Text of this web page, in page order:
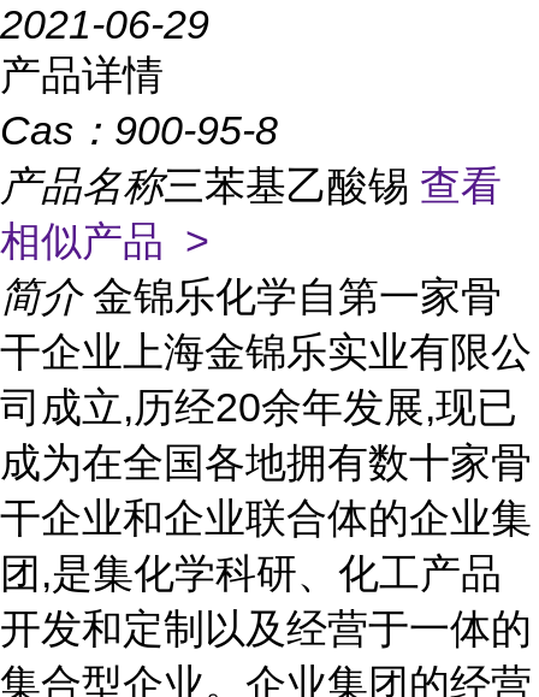
2021-06-29
产品详情
Cas： 900-95-8
产品名称三苯基乙酸锡 查看
相似产品 >
简介 金锦乐化学自第一家骨
干企业上海金锦乐实业有限公
司成立,历经20余年发展,现已
成为在全国各地拥有数十家骨
干企业和企业联合体的企业集
团,是集化学科研、化工产品
开发和定制以及经营于一体的
集合型企业。企业集团的经营